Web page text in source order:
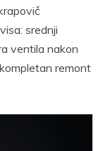
srednji
ventila nakon
remont